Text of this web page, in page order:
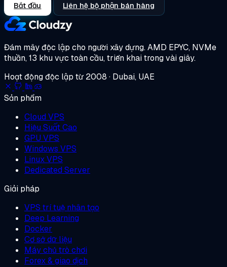
Bắt đầu Liên hệ bộ phận bán hàng
Đám mây độc lập cho người xây dựng.AMD EPYC, NVMe
thuần, 13 khu vực toàn cầu, triển khai trong vài giây.
Hoạt động độc lập từ 2008 · Dubai, UAE
Sản phẩm
Cloud VPS
Hiệu Suất Cao
GPU VPS
Windows VPS
Linux VPS
Dedicated Server
Giải pháp
VPS trí tuệ nhân tạo
Deep Learning
Docker
Cơ sở dữ liệu
Máy chủ trò chơi
Forex & giao dịch